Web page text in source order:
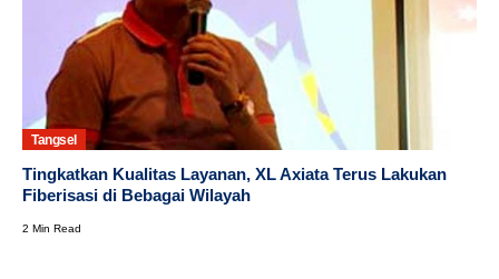
Tangsel
Tingkatkan Kualitas Layanan, XL Axiata Terus Lakukan
Fiberisasi di Bebagai Wilayah
2 Min Read